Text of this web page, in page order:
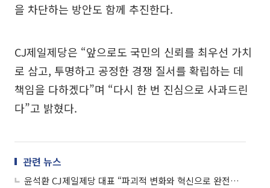
을 차단하는 방안도 함께 추진한다.
CJ제일제당은 “앞으로도 국민의 신뢰를 최우선 가치
로 삼고, 투명하고 공정한 경쟁 질서를 확립하는 데
책임을 다하겠다”며 “다시 한 번 진심으로 사과드린
다”고 밝혔다.
관련 뉴스
윤석환 CJ제일제당 대표 “파괴적 변화와 혁신으로 완전히 다른 회사 돼야”